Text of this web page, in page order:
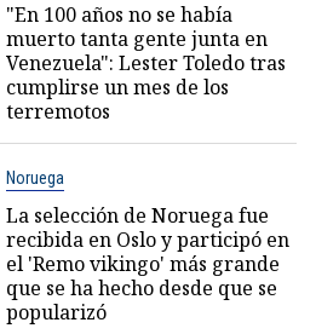
"En 100 años no se había
muerto tanta gente junta en
Venezuela": Lester Toledo tras
cumplirse un mes de los
terremotos
Noruega
La selección de Noruega fue
recibida en Oslo y participó en
el 'Remo vikingo' más grande
que se ha hecho desde que se
popularizó